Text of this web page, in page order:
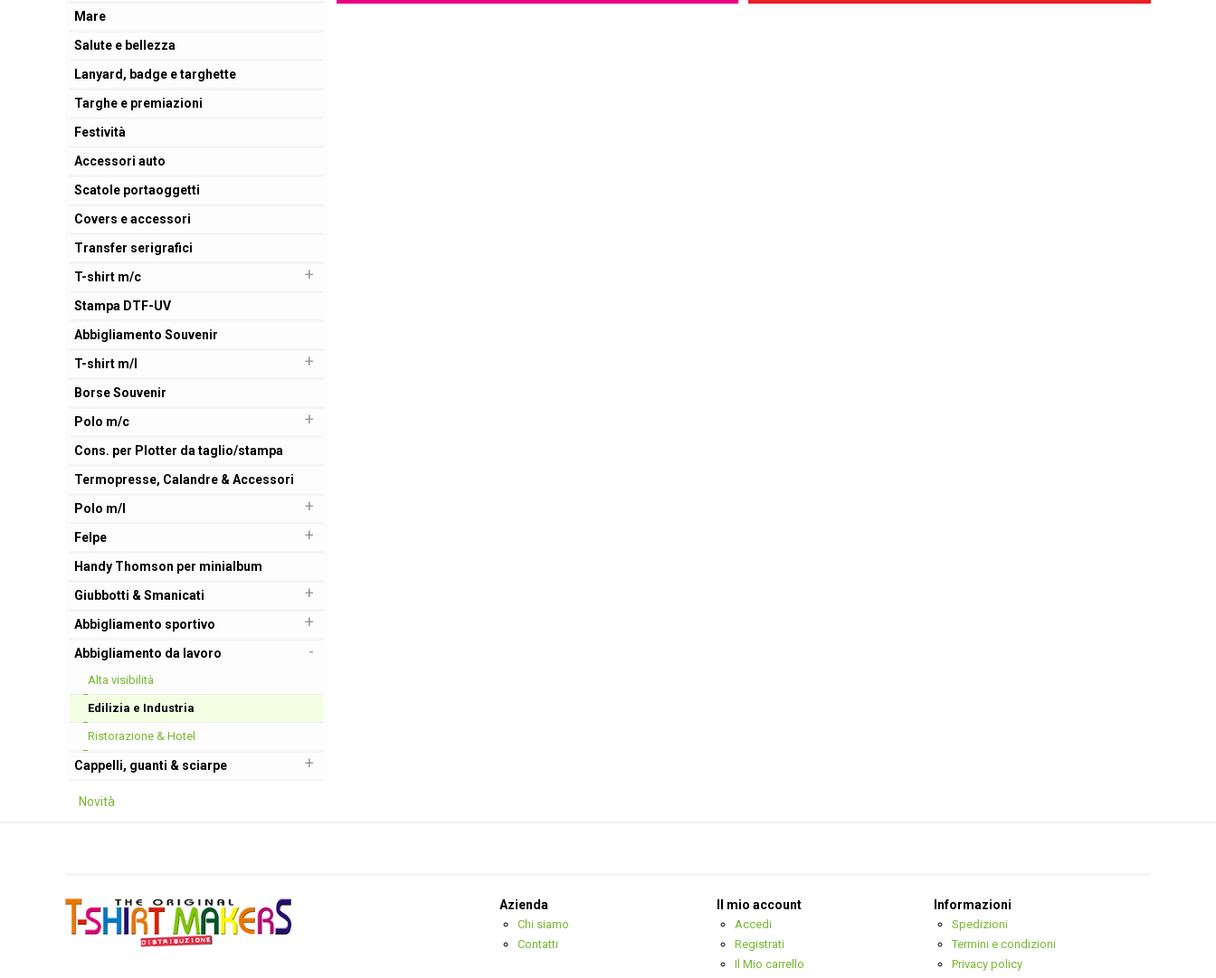
Mare
Salute e bellezza
Lanyard, badge e targhette
Targhe e premiazioni
Festività
Accessori auto
Scatole portaoggetti
Covers e accessori
Transfer serigrafici
T-shirt m/c
+
Stampa DTF-UV
Abbigliamento Souvenir
T-shirt m/l
+
Borse Souvenir
Polo m/c
+
Cons. per Plotter da taglio/stampa
Termopresse, Calandre & Accessori
Polo m/l
+
Felpe +
Handy Thomson per minialbum
Giubbotti & Smanicati
+
Abbigliamento sportivo +
Abbigliamento da lavoro -
Alta visibilità
Edilizia e Industria
Ristorazione & Hotel
Cappelli, guanti & sciarpe +
Novità
Azienda
Chi siamo
Contatti
Il mio account
Accedi
Registrati
Il Mio carrello
Informazioni
Spedizioni
Termini e condizioni
Privacy policy